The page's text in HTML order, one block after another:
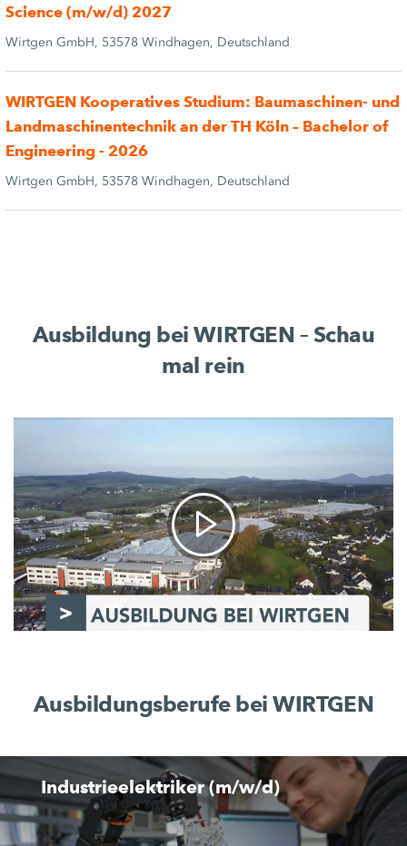
Science (m/w/d) 2027
Wirtgen GmbH, 53578 Windhagen, Deutschland
WIRTGEN Kooperatives Studium: Baumaschinen- und
Landmaschinentechnik an der TH Köln – Bachelor of
Engineering - 2026
Wirtgen GmbH, 53578 Windhagen, Deutschland
Ausbildung bei WIRTGEN – Schau
mal rein
Ausbildungsberufe bei WIRTGEN
Industrieelektriker (m/w/d)